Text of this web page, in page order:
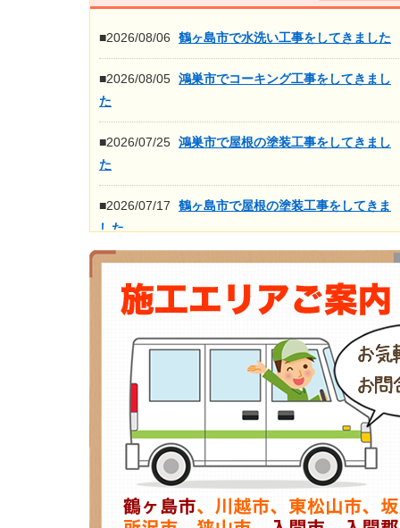
■2026/08/06 鶴ヶ島市で水洗い工事をしてきました
■2026/08/05 鴻巣市でコーキング工事をしてきまし
た
■2026/07/25 鴻巣市で屋根の塗装工事をしてきまし
た
■2026/07/17
鶴ヶ島市で屋根の塗装工事をしてきま
した
ました
もっと見る>>>